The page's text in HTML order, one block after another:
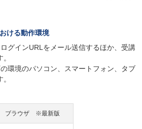
ける動作環境
グインURLをメール送信するほか、受講
環境のパソコン、スマートフォン、タブ
ブラウザ ※最新版